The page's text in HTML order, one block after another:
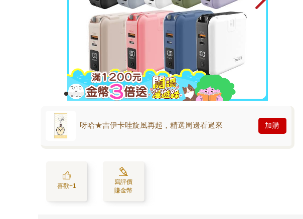
呀哈★吉伊卡哇旋風再起，精選周邊看過來 加購
喜歡+1
寫評價
賺金幣